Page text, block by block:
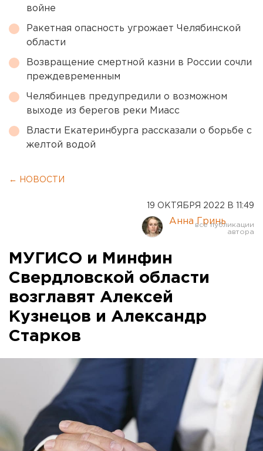
войне
Ракетная опасность угрожает Челябинской
области
Возвращение смертной казни в России сочли
преждевременным
Челябинцев предупредили о возможном
выходе из берегов реки Миасс
Власти Екатеринбурга рассказали о борьбе с
желтой водой
← НОВОСТИ
19 ОКТЯБРЯ 2022 В 11:49
Анна Гринь
МУГИСО и Минфин
Свердловской области
возглавят Алексей
Кузнецов и Александр
Старков